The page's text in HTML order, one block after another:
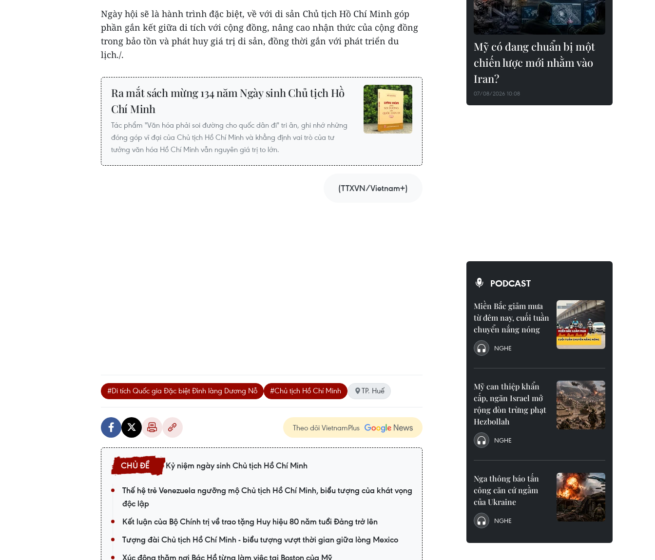
Ngày hội sẽ là hành trình đặc biệt, về với di sản Chủ tịch Hồ Chí Minh góp
phần gắn kết giữa di tích với cộng đồng, nâng cao nhận thức của cộng đồng
trong bảo tồn và phát huy giá trị di sản, đồng thời gắn với phát triển du
lịch./.
Ra mắt sách mừng 134 năm Ngày sinh Chủ tịch Hồ
Chí Minh​
Tác phẩm "Văn hóa phải soi đường cho quốc dân đi" tri ân, ghi nhớ những
đóng góp vĩ đại của Chủ tịch Hồ Chí Minh và khẳng định vai trò của tư
tưởng văn hóa Hồ Chí Minh vẫn nguyên giá trị to lớn.
(TTXVN/Vietnam+)
#Di tích Quốc gia Đặc biệt Đình làng Dương Nỗ #Chủ tịch Hồ Chí Minh TP. Huế
Theo dõi VietnamPlus
Kỷ niệm ngày sinh Chủ tịch Hồ Chí Minh
Thế hệ trẻ Venezuela ngưỡng mộ Chủ tịch Hồ Chí Minh, biểu tượng của khát vọng
độc lập
Kết luận của Bộ Chính trị về trao tặng Huy hiệu 80 năm tuổi Đảng trở lên
Tượng đài Chủ tịch Hồ Chí Minh - biểu tượng vượt thời gian giữa lòng Mexico
Xúc động thăm nơi Bác Hồ từng làm việc tại Boston của Mỹ
Mỹ có đang chuẩn bị một
chiến lược mới nhằm vào
Iran?
07/08/2026 10:08
PODCAST
Miền Bắc giảm mưa
từ đêm nay, cuối tuần
chuyển nắng nóng
NGHE
Mỹ can thiệp khẩn
cấp, ngăn Israel mở
rộng đòn trừng phạt
Hezbollah
NGHE
Nga thông báo tấn
công căn cứ ngầm
của Ukraine
NGHE